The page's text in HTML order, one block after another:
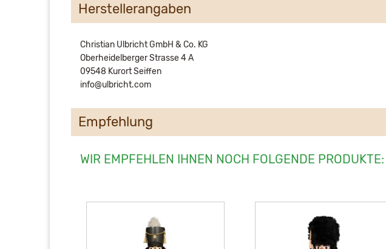
Herstellerangaben
Christian Ulbricht GmbH & Co. KG
Oberheidelberger Strasse 4 A
09548 Kurort Seiffen
info@ulbricht.com
Empfehlung
WIR EMPFEHLEN IHNEN NOCH FOLGENDE PRODUKTE: